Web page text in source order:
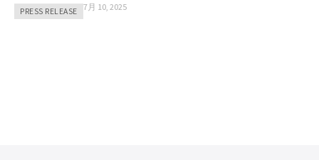
PRESS RELEASE 7月 10, 2025